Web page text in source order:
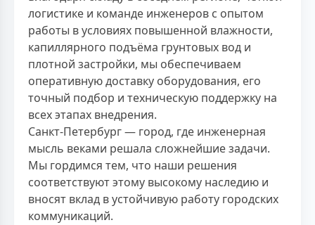
логистике и команде инженеров с опытом
работы в условиях повышенной влажности,
капиллярного подъёма грунтовых вод и
плотной застройки, мы обеспечиваем
оперативную доставку оборудования, его
точный подбор и техническую поддержку на
всех этапах внедрения.
Санкт-Петербург — город, где инженерная
мысль веками решала сложнейшие задачи.
Мы гордимся тем, что наши решения
соответствуют этому высокому наследию и
вносят вклад в устойчивую работу городских
коммуникаций.